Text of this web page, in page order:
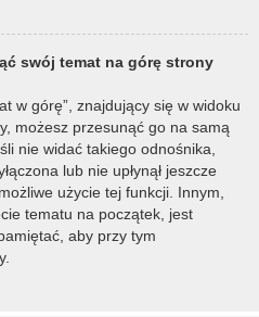
swój temat na górę strony
w górę”, znajdujący się w widoku
możesz przesunąć go na samą
nie widać takiego odnośnika,
lub nie upłynął jeszcze
użycie tej funkcji. Innym,
tematu na początek, jest
aby przy tym